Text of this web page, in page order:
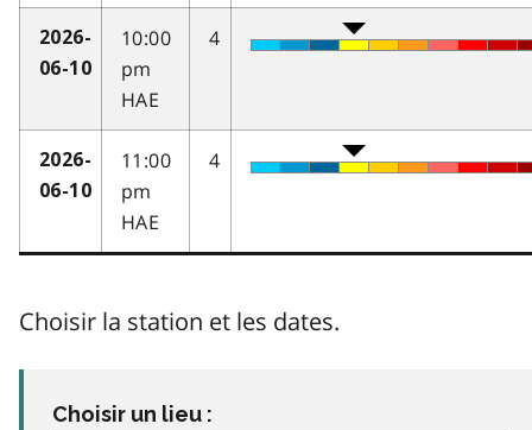
2026-
06-10
10:00
pm
HAE
4
2026-
06-10
11:00
pm
HAE
4
Choisir la station et les dates.
Choisir un lieu :